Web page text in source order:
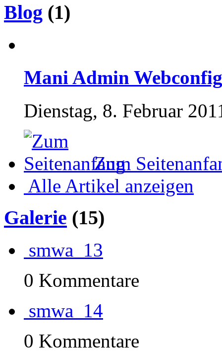
Blog (1)
Mani Admin
Dienstag, 8. Februar
Zum
Alle Artikel anzeigen
Galerie (15)
smwa_13
0 Kommentare
smwa_14
0 Kommentare